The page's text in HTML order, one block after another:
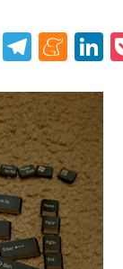
W T
e
gr
a
m
M
n
e
a
m
e